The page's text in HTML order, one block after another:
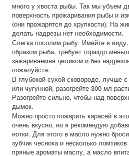
много у хвоста рыбы. Так мы убъем
поверхность прожаривания рыбы и
(они прожарятся до хрупкости). На
делать надрезы нет необходимости.
Слегка посолим рыбу. Имейте в
образом рыба, требует гораздо
зажариваемая целиком и без
пожалуйста.
В глубокой сухой сковороде, лучше
или чугунной, разогрейте 300 мл
Разогрейте сильно, чтобы над
дымок.
Можно просто пожарить карасей в
очень вкусно, но я рекомендую
нотки. Для этого в масло нужно
зубчик чеснока и несколько
пряные ароматы маслу, а масло